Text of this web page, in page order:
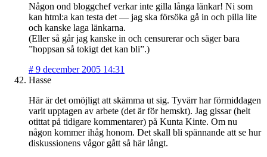
Någon ond bloggchef verkar inte gilla långa länkar! Ni som
kan html:a kan testa det — jag ska försöka gå in och pilla lite
och kanske laga länkarna.
(Eller så går jag kanske in och censurerar och säger bara
”hoppsan så tokigt det kan bli”.)
# 9 december 2005 14:31
Hasse
Här är det omöjligt att skämma ut sig. Tyvärr har förmiddagen
varit upptagen av arbete (det är för hemskt). Jag gissar (helt
otittat på tidigare kommentarer) på Kunta Kinte. Om nu
någon kommer ihåg honom. Det skall bli spännande att se hur
diskussionens vågor gått så här långt.